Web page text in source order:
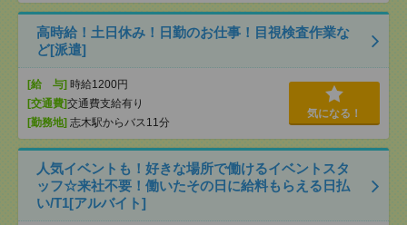
高時給！土日休み！日勤のお仕事！目視検査作業な
ど[派遣]
[給 与] 時給1200円
[交通費]交通費支給有り
[勤務地] 志木駅からバス11分
気になる！
人気イベントも！好きな場所で働けるイベントスタ
ッフ☆来社不要！働いたその日に給料もらえる日払
い/T1[アルバイト]